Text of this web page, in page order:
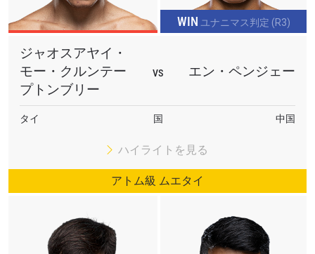
WIN ユナニマス判定 (R3)
ジャオスアヤイ・
モー・クルンテー
プトンブリー
VS エン・ペンジェー
タイ 国 中国
ハイライトを見る
アトム級 ムエタイ